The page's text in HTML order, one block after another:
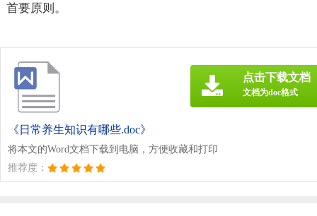
首要原则。
《日常养生知识有哪些.doc》
将本文的Word文档下载到电脑，方便收藏和打印
推荐度：
点击下载文档
文档为doc格式